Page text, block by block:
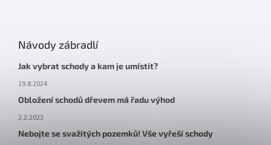
Návody zábradlí
Jak vybrat schody a kam je umístit?
19.8.2024
Obložení schodů dřevem má řadu výhod
2.2.2023
Nebojte se svažitých pozemků! Vše vyřeší schody